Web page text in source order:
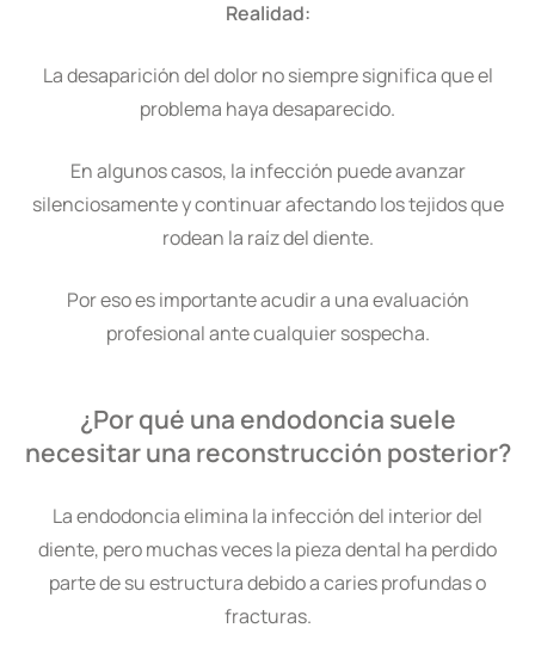
Realidad:
La desaparición del dolor no siempre significa que el
problema haya desaparecido.
En algunos casos, la infección puede avanzar
silenciosamente y continuar afectando los tejidos que
rodean la raíz del diente.
Por eso es importante acudir a una evaluación
profesional ante cualquier sospecha.
¿Por qué una endodoncia suele
necesitar una reconstrucción posterior?
La endodoncia elimina la infección del interior del
diente, pero muchas veces la pieza dental ha perdido
parte de su estructura debido a caries profundas o
fracturas.